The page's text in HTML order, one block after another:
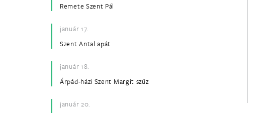
Remete Szent Pál
január 17.
Szent Antal apát
január 18.
Árpád-házi Szent Margit szűz
január 20.